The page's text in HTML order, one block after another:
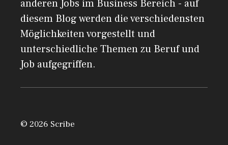
anderen Jobs im Business Bereich - auf
diesem Blog werden die verschiedensten
Möglichkeiten vorgestellt und
unterschiedliche Themen zu Beruf und
Job aufgegriffen.
© 2026 Scribe